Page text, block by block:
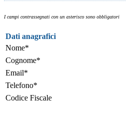
I campi contrassegnati con un asterisco sono obbligatori
Dati anagrafici
Nome*
Cognome*
Email*
Telefono*
Codice Fiscale